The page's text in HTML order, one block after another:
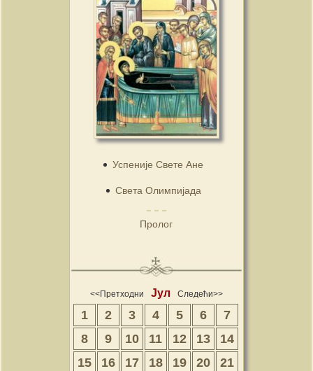
Успеније Свете Ане
Света Олимпијада
Пролог
<<Претходни Јул Следећи>>
1 2 3 4 5 6
7
8
9 10 11 12 13
14
15
16 17 18 19 20
21